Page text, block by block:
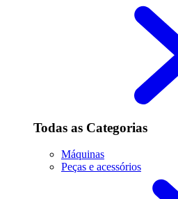
Todas as Categorias
Máquinas
Peças e acessórios